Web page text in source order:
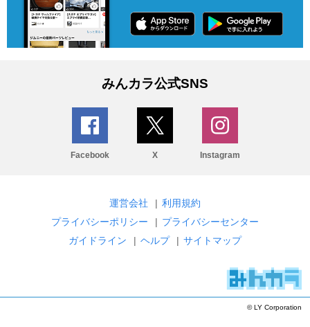
みんカラ公式SNS
Facebook X Instagram
運営会社 | 利用規約
プライバシーポリシー
| プライバシーセンター
ガイドライン
| ヘルプ | サイトマップ
© LY Corporation